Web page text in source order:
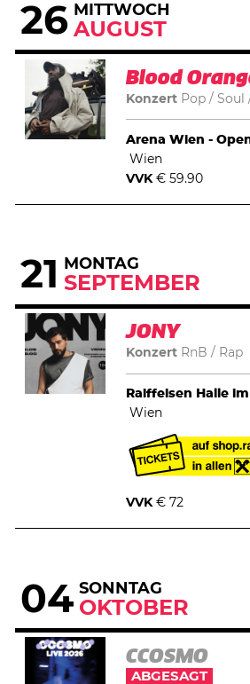
26 MITTWOCH
AUGUST
Blood
Konzert Pop Soul
Arena Wien -
Wien
VVK€ 59.90
21 MONTAG
SEPTEMBER
JONY
Konzert RnB Rap
Raiffeisen Halle
Wien
VVK€ 72
04 SONNTAG
OKTOBER
CCOSMO
ABGESAGT